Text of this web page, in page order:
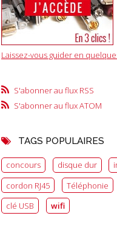
Laissez-vous guider en
S'abonner au flux RSS
S'abonner au flux ATOM
TAGS POPULAIRES
concours disque dur
cordon RJ45
Téléphonie
clé USB
wifi